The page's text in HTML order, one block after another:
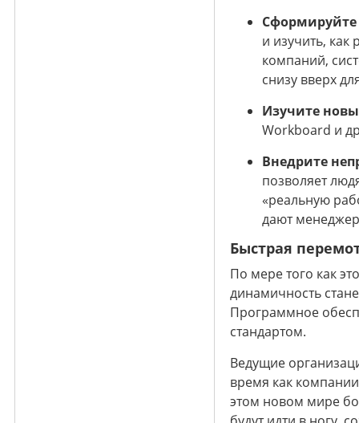
Сформируйте
и изучить,
компаний,
снизу вверх
Изучите
Workboard и
Внедрите
позволяет
«реальную
дают
Быстрая
По мере того как
динамичность
Программное
стандартом.
Ведущие
время как
этом новом мире